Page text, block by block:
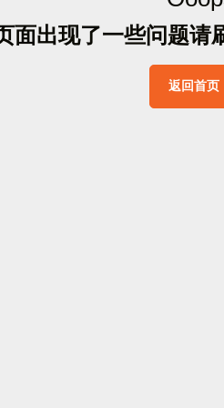
面出现了一些问题请
返回首页